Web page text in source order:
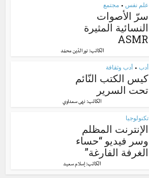
علم نفس • مجتمع
سرّ الأصوات
النسائية المثيرة
ASMR
الكاتب:نور الدّين محمّد
أدب • أدب وثقافة
كيس الكتب النّائم
تحت السرير
الكاتب: نهى سعداوي
تكنولوجيا
الإنترنت المظلم
وسر فيديو “حساء
الغرفة الفارغة”
الكاتب: إسلام سعيد